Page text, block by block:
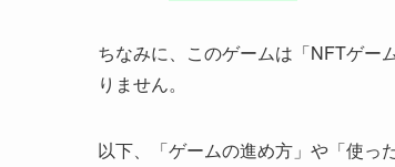
ちなみに、このゲームは「NFTゲー
りません。
以下、「ゲームの進め方」や「使っ